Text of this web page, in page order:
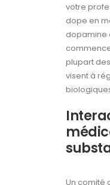
votre
dope en
dopamine
plupart
visent à
Un comité